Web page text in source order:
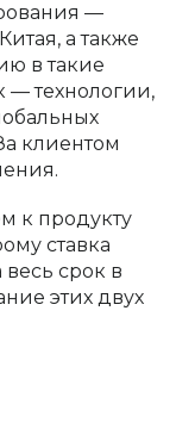
—
а также
в такие
— технологии,
клиентом
к продукту
ставка
срок в
этих двух